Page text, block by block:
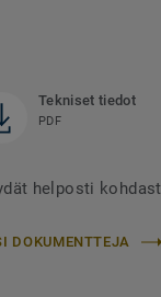
Tekniset tiedot
PDF
helposti
DOKUMENTTEJA